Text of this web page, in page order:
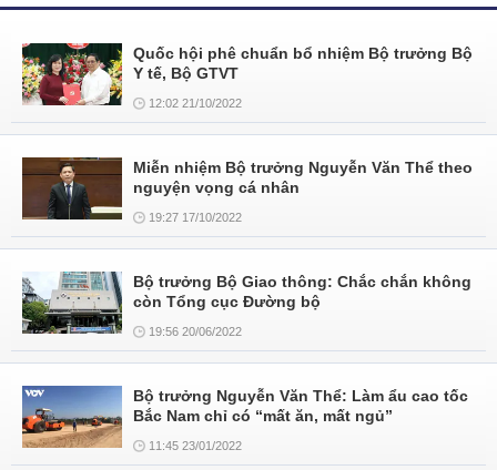
Quốc hội phê chuẩn bổ nhiệm Bộ trưởng Bộ
Y tế, Bộ GTVT
12:02 21/10/2022
Miễn nhiệm Bộ trưởng Nguyễn Văn Thể theo
nguyện vọng cá nhân
19:27 17/10/2022
Bộ trưởng Bộ Giao thông: Chắc chắn không
còn Tổng cục Đường bộ
19:56 20/06/2022
Bộ trưởng Nguyễn Văn Thể: Làm ẩu cao tốc
Bắc Nam chỉ có “mất ăn, mất ngủ”
11:45 23/01/2022